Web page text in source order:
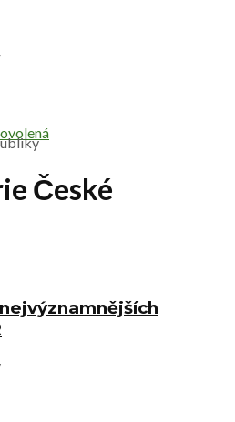
České